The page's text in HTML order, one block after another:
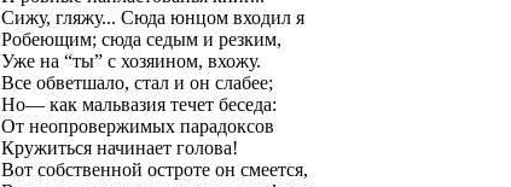
Сижу, гляжу... Сюда юнцом входил я
Робеющим; сюда седым и резким,
Уже на “ты” с хозяином, вхожу.
Все обветшало, стал и он слабее;
Но— как мальвазия течет беседа:
От неопровержимых парадоксов
Кружиться начинает голова!
Вот собственной остроте он смеется,